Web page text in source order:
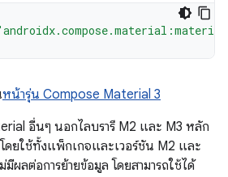
หน้ารุ่น Compose Material 3
อื่นๆ นอกไลบรารี M2 และ M3 หลัก
ดยใช้ทั้งแพ็กเกจและเวอร์ชัน M2 และ
ผลต่อการย้ายข้อมูล โดยสามารถใช้ได้